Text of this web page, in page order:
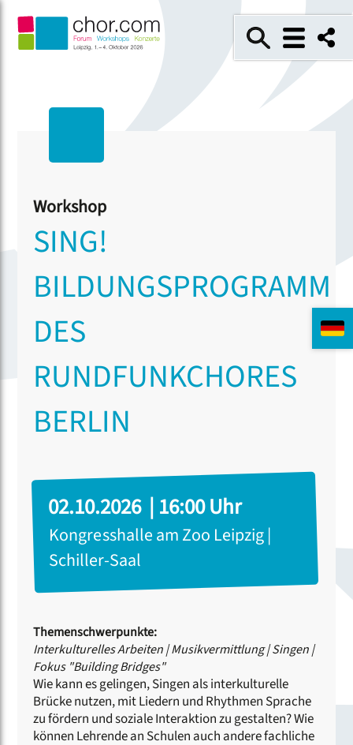
Workshop
SING!
BILDUNGSPROGRAMM
DES
RUNDFUNKCHORES
BERLIN
02.10.2026 | 16:00 Uhr
Kongresshalle am Zoo Leipzig |
Schiller-Saal
Themenschwerpunkte:
Interkulturelles Arbeiten|Musikvermittlung|Singen|
Fokus "Building Bridges"
Wie kann es gelingen, Singen als interkulturelle
Brücke nutzen, mit Liedern und Rhythmen Sprache
zu fördern und soziale Interaktion zu gestalten? Wie
können Lehrende an Schulen auch andere fachliche